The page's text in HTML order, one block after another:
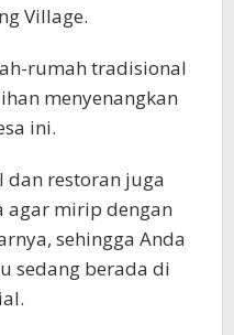
Village.
rumah tradisional
menyenangkan
ini.
dan restoran juga
agar mirip dengan
sehingga Anda
sedang berada di